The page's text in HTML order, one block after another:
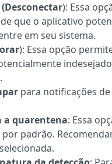
): Essa
que o aplicativo
em seu sistema.
): Essa opção
para notificações
a quarentena: Essa
padrão.